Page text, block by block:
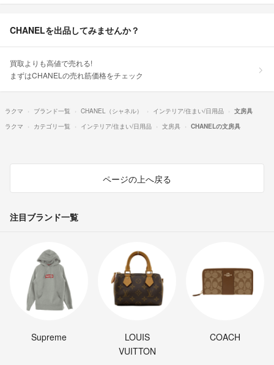
CHANELを出品してみませんか？
買取よりも高値で売れる!
まずはCHANELの売れ筋価格をチェック
ラクマ ブランド一覧 CHANEL（シャネル） インテリア/住まい/日用品
文房具
ラクマ
カテゴリ一覧 インテリア/住まい/日用品 文房具 CHANELの文房具
ページの上へ戻る
注目ブランド一覧
Supreme
LOUIS
VUITTON
COACH